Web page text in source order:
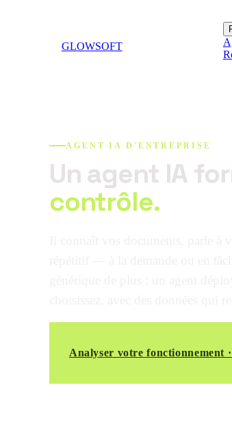
GLOWSOFT
AGENT IA D'ENTREPRISE
Un agent IA
contrôle.
Analyser votre fonctionnement